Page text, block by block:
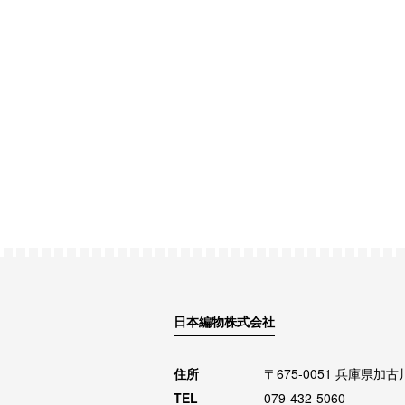
日本編物株式会社
住所
〒675-0051 兵庫県加古
TEL
079-432-5060